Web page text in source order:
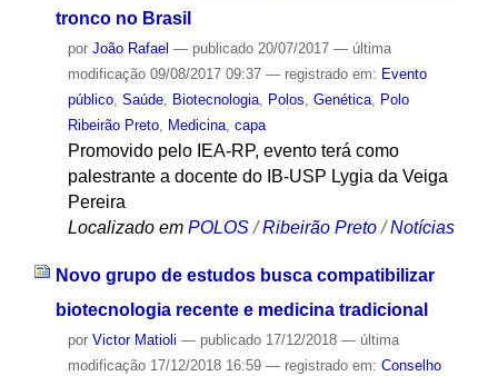
tronco no Brasil
por João Rafael — publicado20/07/2017 — última
modificação09/08/2017 09:37 — registrado em: Evento
público, Saúde, Biotecnologia, Polos Genética,
Polo
Ribeirão Preto, Medicina, capa
Promovido pelo IEA-RP, evento terá como
palestrante a docente do IB-USP Lygia da Veiga
Pereira
Localizado em POLOS /Ribeirão Preto /Notícias
Novo grupo de estudos busca compatibilizar
biotecnologia recente e medicina tradicional
por Victor Matioli — publicado17/12/2018 — última
modificação17/12/2018 16:59 — registrado em: Conselho